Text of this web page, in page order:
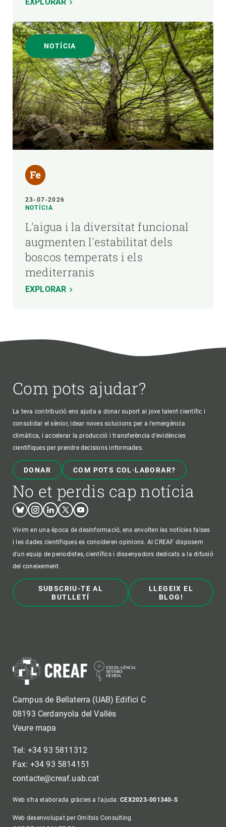
EXPLORAR
NOTÍCIA
23-07-2026
NOTÍCIA
L'aigua i la diversitat funcional
augmenten l'estabilitat dels
boscos temperats i els
mediterranis
EXPLORAR
Com pots ajudar?
La teva contribució ens ajuda a donar suport al jove talent científic i
consolidar el sènior, idear noves solucions per a l'emergència
climàtica, i accelerar la producció i transferència d’evidències
científiques per prendre decisions informades.
DONAR COM POTS COL·LABORAR?
No et perdis cap notícia
BlueskyInstagram
LinkedinTwitterYoutube
Vivim en una època de desinformació, ens envolten les notícies falses
i les dades científiques es consideren opinions. Al CREAF disposem
d'un equip de periodistes, científics i dissenyadors dedicats a la difusió
del coneixement.
SUBSCRIU-TE AL
BUTLLETÍ
LLEGEIX EL
BLOG!
Campus de Bellaterra (UAB) Edifici C
08193 Cerdanyola del Vallès
Veure mapa
Tel: +34 93 5811312
Fax: +34 93 5814151
contacte@creaf.uab.cat
Web s'ha elaborada gràcies a l'ajuda:CEX2023-001340-S
Web desenvolupat per Omitsis Consulting